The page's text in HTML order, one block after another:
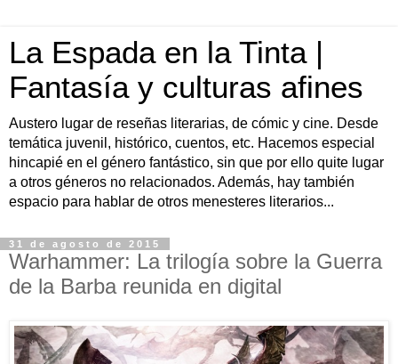
La Espada en la Tinta |
Fantasía y culturas afines
Austero lugar de reseñas literarias, de cómic y cine. Desde
temática juvenil, histórico, cuentos, etc. Hacemos especial
hincapié en el género fantástico, sin que por ello quite lugar
a otros géneros no relacionados. Además, hay también
espacio para hablar de otros menesteres literarios...
31 de agosto de 2015
Warhammer: La trilogía sobre la Guerra
de la Barba reunida en digital